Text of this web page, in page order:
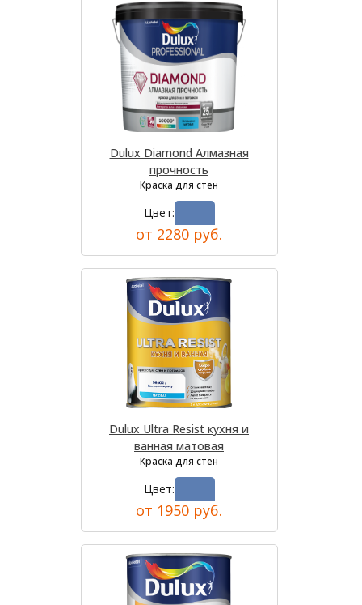
Dulux Diamond Алмазная
прочность
Краска для стен
Цвет:
от 2280 руб.
Dulux Ultra Resist кухня и
ванная матовая
Краска для стен
Цвет:
от 1950 руб.